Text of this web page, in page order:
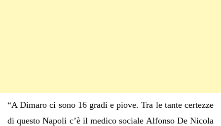
“A Dimaro ci sono 16 gradi e piove. Tra le tante certezze
di questo Napoli c’è il medico sociale Alfonso De Nicola